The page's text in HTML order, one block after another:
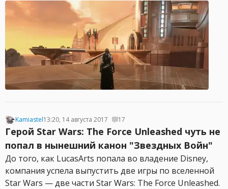
Kamiastel13:20, 14 августа 2017 17
Герой Star Wars: The Force Unleashed чуть не
попал в нынешний канон "Звездных Войн"
До того, как LucasArts попала во владение Disney,
компания успела выпустить две игры по вселенной
Star Wars — две части Star Wars: The Force Unleashed.